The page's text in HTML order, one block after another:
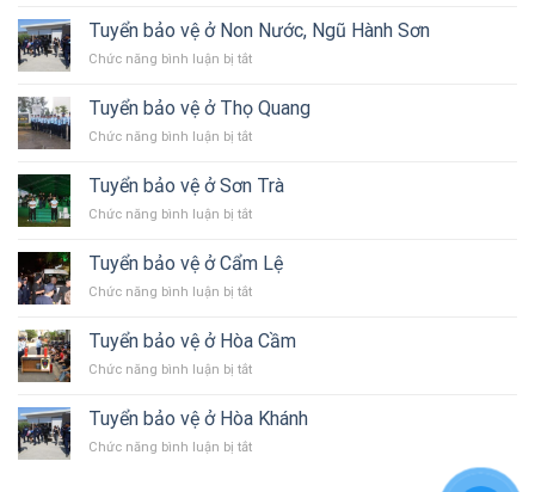
Đà
bảo
vệ
vệ
máy
Đà
Ty
Bảo
Vệ
Đà
Tuyển bảo vệ ở Non Nước, Ngũ Hành Sơn
Chức năng bình luận bị tắtở
bảo
vệ
ở
Nước,
Hành
Tuyển bảo vệ ở Thọ Quang
Chức năng bình luận bị tắtở
bảo
vệ
ở
Quang
Tuyển bảo vệ ở Sơn Trà
Chức năng bình luận bị tắtở
bảo
vệ
ở
Trà
Tuyển bảo vệ ở Cẩm Lệ
Chức năng bình luận bị tắtở
bảo
vệ
ở
Lệ
Tuyển bảo vệ ở Hòa Cầm
Chức năng bình luận bị tắtở
bảo
vệ
ở
Tuyển bảo vệ ở Hòa Khánh
Chức năng bình luận bị tắtở